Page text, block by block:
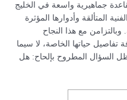
جماهيرية واسعة في الخليج
المتألقة وأدوارها المؤثرة
مع هذا النجاح
تفاصيل حياتها الخاصة، لا سيما
السؤال المطروح بإلحاح: هل